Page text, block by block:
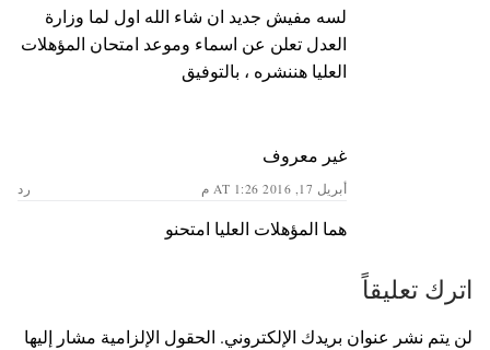
لسه مفيش جديد ان شاء الله اول لما وزارة
العدل تعلن عن اسماء وموعد امتحان المؤهلات
العليا هننشره ، بالتوفيق
غير معروف
أبريل 17, 2016 AT 1:26 م رد
هما المؤهلات العليا امتحنو
اترك تعليقاً
لن يتم نشر عنوان بريدك الإلكتروني. الحقول الإلزامية مشار إليها